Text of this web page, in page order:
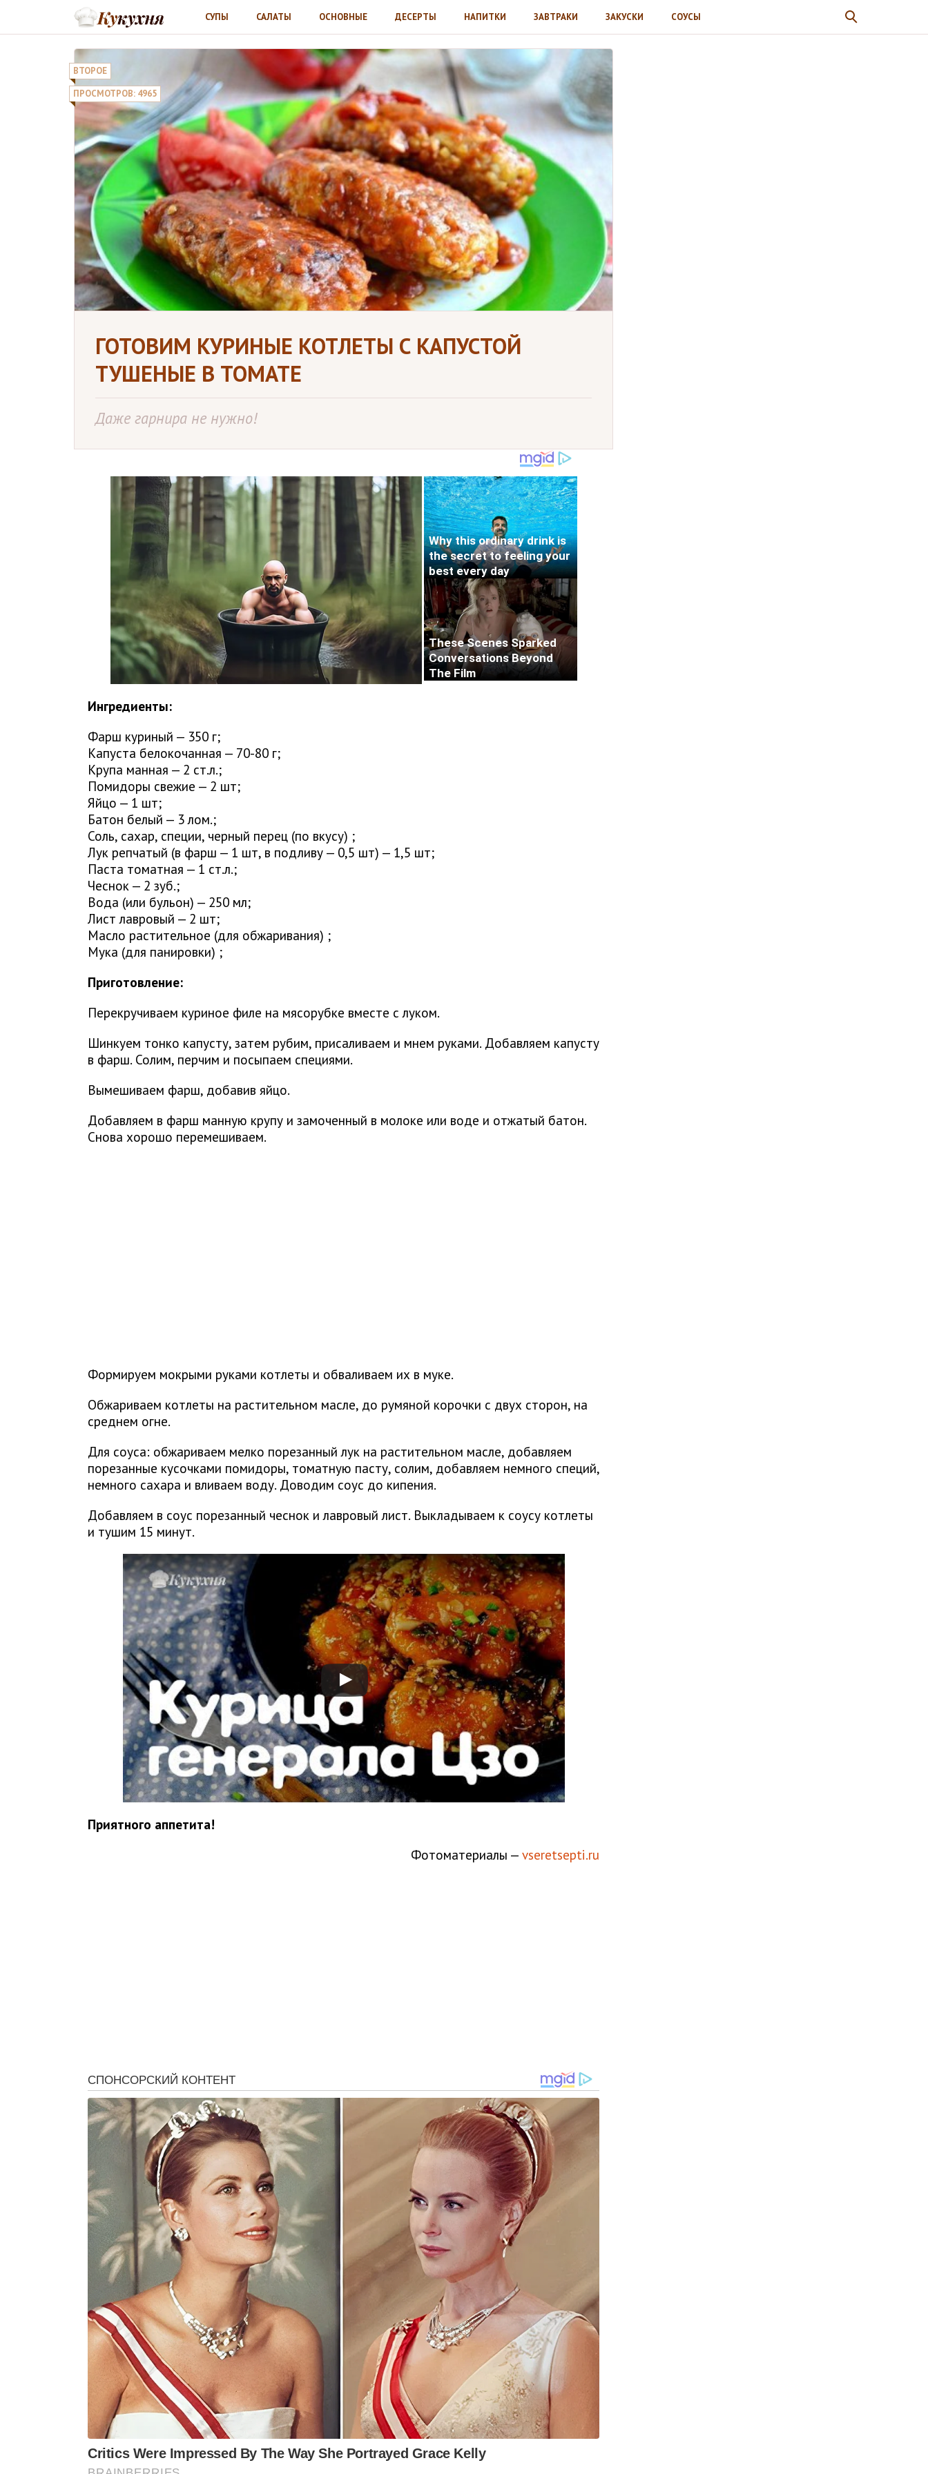
СУПЫ САЛАТЫ ОСНОВНЫЕ ДЕСЕРТЫ НАПИТКИ ЗАВТРАКИ ЗАКУСКИ СОУСЫ
ВТОРОЕ
ПРОСМОТРОВ: 4965
ГОТОВИМ КУРИНЫЕ КОТЛЕТЫ С КАПУСТОЙ
ТУШЕНЫЕ В ТОМАТЕ
Даже гарнира не нужно!
Ингредиенты:
Фарш куриный — 350 г;
Капуста белокочанная — 70-80 г;
Крупа манная — 2 ст.л.;
Помидоры свежие — 2 шт;
Яйцо — 1 шт;
Батон белый — 3 лом.;
Соль, сахар, специи, черный перец (по вкусу) ;
Лук репчатый (в фарш — 1 шт, в подливу — 0,5 шт) — 1,5 шт;
Паста томатная — 1 ст.л.;
Чеснок — 2 зуб.;
Вода (или бульон) — 250 мл;
Лист лавровый — 2 шт;
Масло растительное (для обжаривания) ;
Мука (для панировки) ;
Приготовление:
Перекручиваем куриное филе на мясорубке вместе с луком.
Шинкуем тонко капусту, затем рубим, присаливаем и мнем руками. Добавляем капусту
в фарш. Солим, перчим и посыпаем специями.
Вымешиваем фарш, добавив яйцо.
Добавляем в фарш манную крупу и замоченный в молоке или воде и отжатый батон.
Снова хорошо перемешиваем.
Формируем мокрыми руками котлеты и обваливаем их в муке.
Обжариваем котлеты на растительном масле, до румяной корочки с двух сторон, на
среднем огне.
Для соуса: обжариваем мелко порезанный лук на растительном масле, добавляем
порезанные кусочками помидоры, томатную пасту, солим, добавляем немного специй,
немного сахара и вливаем воду. Доводим соус до кипения.
Добавляем в соус порезанный чеснок и лавровый лист. Выкладываем к соусу котлеты
и тушим 15 минут.
Приятного аппетита!
Фотоматериалы — vseretsepti.ru